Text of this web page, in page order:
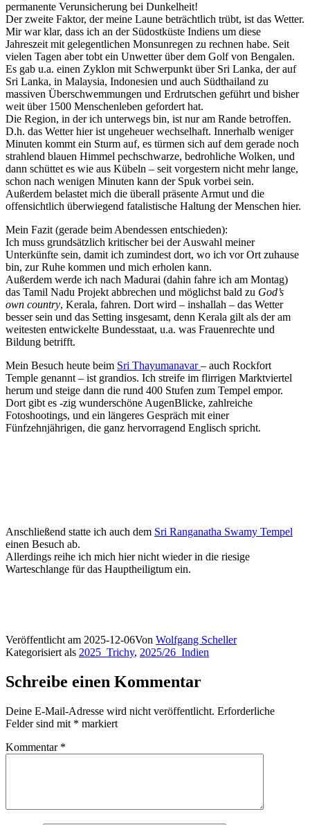
permanente Verunsicherung bei Dunkelheit!
Der zweite Faktor, der meine Laune beträchtlich trübt, ist das Wetter.
Mir war klar, dass ich an der Südostküste Indiens um diese
Jahreszeit mit gelegentlichen Monsunregen zu rechnen habe. Seit
vielen Tagen aber tobt ein Unwetter über dem Golf von Bengalen.
Es gab u.a. einen Zyklon mit Schwerpunkt über Sri Lanka, der auf
Sri Lanka, in Malaysia, Indonesien und auch Südthailand zu
massiven Überschwemmungen und Erdrutschen geführt und bisher
weit über 1500 Menschenleben gefordert hat.
Die Region, in der ich unterwegs bin, ist nur am Rande betroffen.
D.h. das Wetter hier ist ungeheuer wechselhaft. Innerhalb weniger
Minuten kommt ein Sturm auf, es türmen sich auf dem gerade noch
strahlend blauen Himmel pechschwarze, bedrohliche Wolken, und
dann schüttet es wie aus Kübeln – seit vorgestern nicht mehr lange,
schon nach wenigen Minuten kann der Spuk vorbei sein.
Außerdem belastet mich die überall präsente Armut und die
offensichtlich überwiegend fatalistische Haltung der Menschen hier.
Mein Fazit (gerade beim Abendessen entschieden):
Ich muss grundsätzlich kritischer bei der Auswahl meiner
Unterkünfte sein, damit ich zumindest dort, wo ich vor Ort zuhause
bin, zur Ruhe kommen und mich erholen kann.
Außerdem werde ich nach Madurai (dahin fahre ich am Montag)
das Tamil Nadu Projekt abbrechen und möglichst bald zu God’s
own country, Kerala, fahren. Dort wird – inshallah – das Wetter
besser sein und das Setting insgesamt, denn Kerala gilt als der am
weitesten entwickelte Bundesstaat, u.a. was Frauenrechte und
Bildung betrifft.
Mein Besuch heute beim Sri Thayumanavar– auch Rockfort
Temple genannt – ist grandios. Ich streife im flirrigen Marktviertel
herum und steige dann die rund 400 Stufen zum Tempel empor.
Dort gibt es -zig wunderschöne AugenBlicke, zahlreiche
Fotoshootings, und ein längeres Gespräch mit einer
Fünfzehnjährigen, die ganz hervorragend Englisch spricht.
Anschließend statte ich auch dem Sri Ranganatha Swamy Tempel
einen Besuch ab.
Allerdings reihe ich mich hier nicht wieder in die riesige
Warteschlange für das Hauptheiligtum ein.
Veröffentlicht am 2025-12-06Von Wolfgang Scheller
Kategorisiert als 2025_Trichy, 2025/26_Indien
Schreibe einen Kommentar
Deine E-Mail-Adresse wird nicht veröffentlicht. Erforderliche
Felder sind mit * markiert
Kommentar *